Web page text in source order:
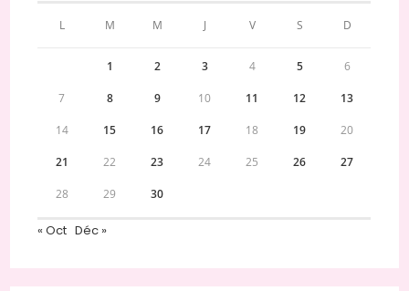
L M M J V S D
1 2 3 4 5 6
7 8 9 10 11 12 13
14 15 16 17 18 19 20
21 22 23 24 25 26 27
28 29 30
« Oct Déc »